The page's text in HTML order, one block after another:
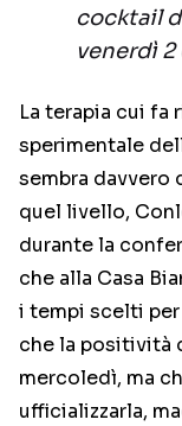
cocktail
venerdì
La terapia cui fa
sperimentale
sembra
quel livello,
durante la
che alla Casa
i tempi scelti
che la positività
mercoledì, ma
ufficializzarla,